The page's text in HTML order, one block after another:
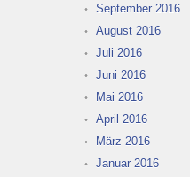
September 2016
August 2016
Juli 2016
Juni 2016
Mai 2016
April 2016
März 2016
Januar 2016